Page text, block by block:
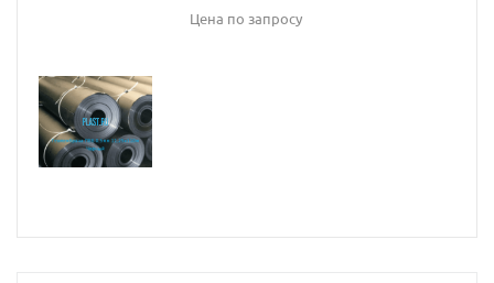
Цена по запросу